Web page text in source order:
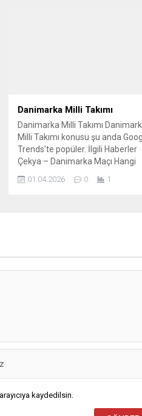
Danimarka Milli Takımı
Danimarka Milli Takımı
Milli Takımı konusu şu anda
Trends’te popüler. İlgili Haberler
Çekya – Danimarka Maçı Hangi
Danimarka maçı ne zaman? Saat
01.04.2026 0 1
kaydedilsin.